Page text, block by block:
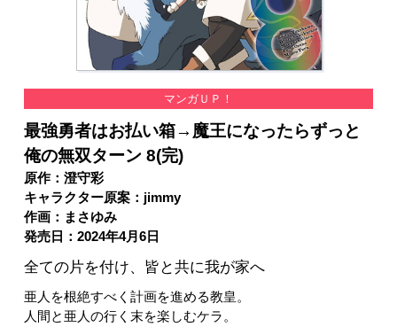
マンガＵＰ！
最強勇者はお払い箱→魔王になったらずっと
俺の無双ターン 8(完)
原作：澄守彩
キャラクター原案：jimmy
作画：まさゆみ
発売日：2024年4月6日
全ての片を付け、皆と共に我が家へ
亜人を根絶すべく計画を進める教皇。
人間と亜人の行く末を楽しむケラ。